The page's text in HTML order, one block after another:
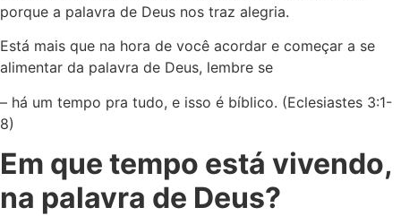
porque a palavra de Deus nos traz alegria.
Está mais que na hora de você acordar e começar a se
alimentar da palavra de Deus, lembre se
– há um tempo pra tudo, e isso é bíblico. (Eclesiastes 3:1-
8)
Em que tempo está vivendo,
na palavra de Deus?